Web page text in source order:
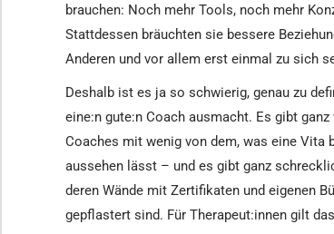
brauchen: Noch mehr Tools, noch mehr
Stattdessen bräuchten sie bessere
Anderen und vor allem erst einmal zu sich
Deshalb ist es ja so schwierig, genau zu
eine:n gute:n Coach ausmacht. Es gibt ganz
Coaches mit wenig von dem, was eine Vita
aussehen lässt – und es gibt ganz
deren Wände mit Zertifikaten und eigenen
gepflastert sind. Für Therapeut:innen gilt